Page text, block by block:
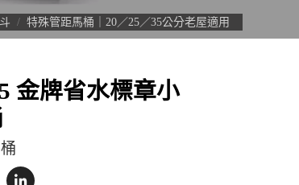
特殊管距馬桶｜20／25／35公分老屋適用
金牌省水標章小